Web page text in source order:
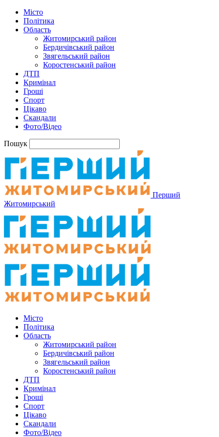
Місто
Політика
Область
Житомирський район
Бердичівський район
Звягельський район
Коростенський район
ДТП
Кримінал
Гроші
Спорт
Цікаво
Скандали
Фото/Відео
Пошук
Перший
Житомирський
Місто
Політика
Область
Житомирський район
Бердичівський район
Звягельський район
Коростенський район
ДТП
Кримінал
Гроші
Спорт
Цікаво
Скандали
Фото/Відео